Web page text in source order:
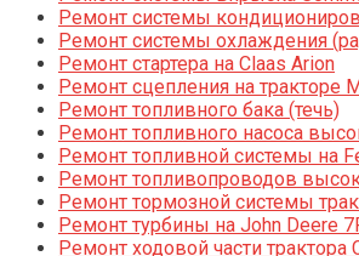
Ремонт системы
Ремонт системы охлаждения
Ремонт стартера на Claas Arion
Ремонт сцепления на тракторе
Ремонт топливного бака (течь)
Ремонт топливного насоса
Ремонт топливной системы на
Ремонт топливопроводов
Ремонт тормозной системы
Ремонт турбины на John Deere
Ремонт ходовой части трактора